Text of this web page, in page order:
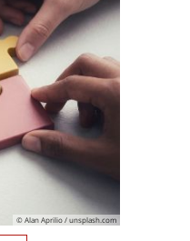
© Alan Aprilio / unsplash.com